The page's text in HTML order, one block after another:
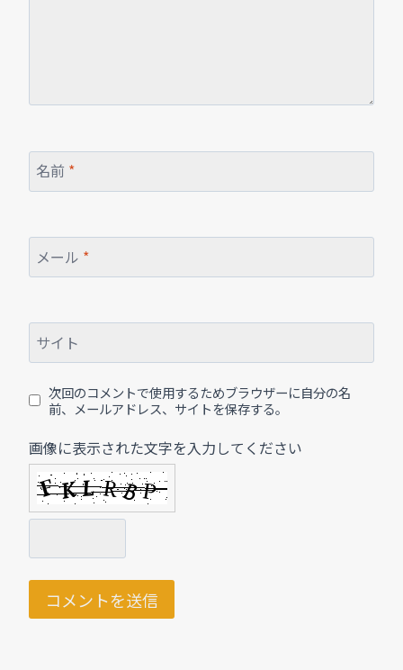
名前 *
メール *
サイト
次回のコメントで使用するためブラウザーに自分の名
前、メールアドレス、サイトを保存する。
画像に表示された文字を入力してください